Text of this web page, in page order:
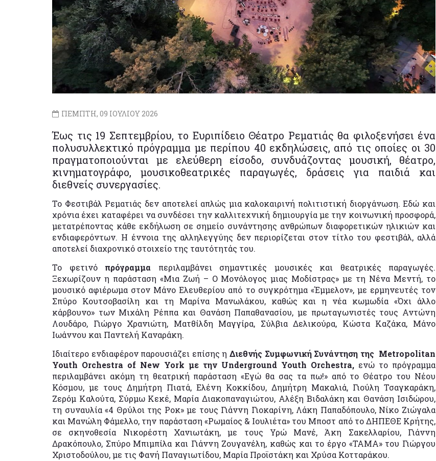
ΠΕΜΠΤΗ, 09 ΙΟΥΛΙΟΥ 2026
Έως τις 19 Σεπτεμβρίου, το Ευριπίδειο Θέατρο Ρεματιάς θα φιλοξενήσει ένα
πολυσυλλεκτικό πρόγραμμα με περίπου 40 εκδηλώσεις, από τις οποίες οι 30
πραγματοποιούνται με ελεύθερη είσοδο, συνδυάζοντας μουσική, θέατρο,
κινηματογράφο, μουσικοθεατρικές παραγωγές, δράσεις για παιδιά και
διεθνείς συνεργασίες.
Το Φεστιβάλ Ρεματιάς δεν αποτελεί απλώς μια καλοκαιρινή πολιτιστική διοργάνωση. Εδώ και
χρόνια έχει καταφέρει να συνδέσει την καλλιτεχνική δημιουργία με την κοινωνική προσφορά,
μετατρέποντας κάθε εκδήλωση σε σημείο συνάντησης ανθρώπων διαφορετικών ηλικιών και
ενδιαφερόντων. Η έννοια της αλληλεγγύης δεν περιορίζεται στον τίτλο του φεστιβάλ, αλλά
αποτελεί διαχρονικό στοιχείο της ταυτότητάς του.
Το φετινό πρόγραμμα περιλαμβάνει σημαντικές μουσικές και θεατρικές παραγωγές.
Ξεχωρίζουν η παράσταση «Μια Ζωή – Ο Μονόλογος μιας Μοδίστρας» με τη Νένα Μεντή, το
μουσικό αφιέρωμα στον Μάνο Ελευθερίου από το συγκρότημα «Έμμελον», με ερμηνευτές τον
Σπύρο Κουτσοβασίλη και τη Μαρίνα Μανωλάκου, καθώς και η νέα κωμωδία «Όχι άλλο
κάρβουνο» των Μιχάλη Ρέππα και Θανάση Παπαθανασίου, με πρωταγωνιστές τους Αντώνη
Λουδάρο, Γιώργο Χρανιώτη, Ματθίλδη Μαγγίρα, Σύλβια Δελικούρα, Κώστα Καζάκα, Μάνο
Ιωάννου και Παντελή Καναράκη.
Ιδιαίτερο ενδιαφέρον παρουσιάζει επίσης η Διεθνής Συμφωνική Συνάντηση της Metropolitan
Youth Orchestra of New York με την Underground Youth Orchestra, ενώ το πρόγραμμα
περιλαμβάνει ακόμη τη θεατρική παράσταση «Εγώ θα σας τα πω!» από το Θέατρο του Νέου
Κόσμου, με τους Δημήτρη Πιατά, Ελένη Κοκκίδου, Δημήτρη Μακαλιά, Γιούλη Τσαγκαράκη,
Ζερόμ Καλούτα, Σύρμω Κεκέ, Μαρία Διακοπαναγιώτου, Αλέξη Βιδαλάκη και Θανάση Ισιδώρου,
τη συναυλία «4 Θρύλοι της Ροκ» με τους Γιάννη Γιοκαρίνη, Λάκη Παπαδόπουλο, Νίκο Ζιώγαλα
και Μανώλη Φάμελλο, την παράσταση «Ρωμαίος & Ιουλιέτα» του Μποστ από το ΔΗΠΕΘΕ Κρήτης,
σε σκηνοθεσία Νικορέστη Χανιωτάκη, με τους Υρώ Μανέ, Άκη Σακελλαρίου, Γιάννη
Δρακόπουλο, Σπύρο Μπιμπίλα και Γιάννη Ζουγανέλη, καθώς και το έργο «ΤΑΜΑ» του Γιώργου
Χριστοδούλου, με τις Φανή Παναγιωτίδου, Μαρία Προϊστάκη και Χρύσα Κοτταράκου.